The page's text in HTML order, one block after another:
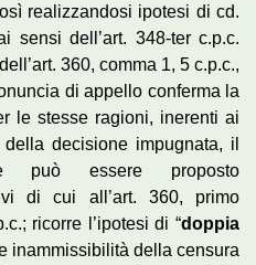
realizzandosi ipotesi di cd.
sensi dell’art. 348-ter c.p.c.
360, comma 1, 5 c.p.c.,
di appello conferma la
le stesse ragioni, inerenti ai
decisione impugnata, il
può essere proposto
di cui all’art. 360, primo
ricorre l’ipotesi di “doppia
inammissibilità della censura